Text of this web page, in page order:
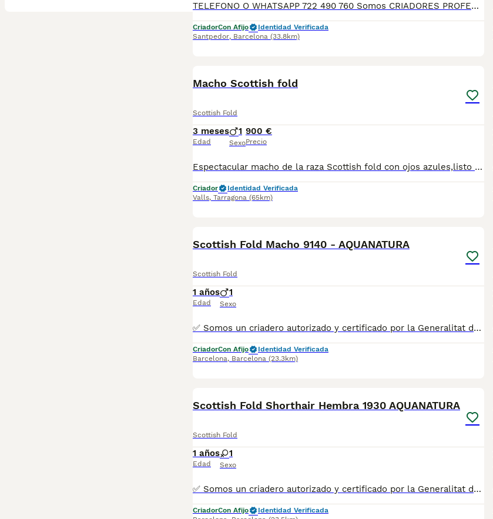
TELEFONO O WHATSAPP 722 490 760 Somos CRIADORES PROFESIONALES, CON NÚCLEO ZOOLÓGICO PROPIO. Seleccionamos para tener los mejores ejemplares tanto a nivel morfología como a nivel de salud y comportamiento. Nuestros cachorros crecen en un ambiente familiar, con unas condiciones higiénico-sanitarias excepcionales y totalmente socializados, tanto con otros animales como con las personas, para garantizar su bienestar animal. No dudes en consultar sobre disponibilidad de entrega, reserva y sus características, Nuestros cachorros se entregan: DESPARASITADOS INTERNA Y EXTERNAMENTE CON SUS VACUNAS AL DÍA CORRESPONDIENTES POR EDAD CARTILLA DE VACUNACIÓN Y GARANTIA COMPLETA DE SALUD ( VÍRICAS, GENÉTICAS Y HEREDITARIAS) POR ESCRITO! PARA MAS INFORMACIÓN, FOTOS/VIDEOS O CONSULTAS LLAMANOS O ESCRIBENOS POR WHATSAPP AL 722 490 760 POSIBILIDAD DE ENTREGA PERSONALIZADA A DOMICILIO EN TODO EL TERRITORIO NACIONAL.
CriadorCon Afijo
Identidad Verificada
Santpedor, Barcelona (33.8km)
Macho Scottish fold
Scottish Fold
3 meses
Edad
1
Sexo
900 €
Precio
Espectacular macho de la raza Scottish fold con ojos azules,listo para irse con su nueva familia.Desparasitado vacunado y súper cariñoso
Criador
Identidad Verificada
Valls, Tarragona (65km)
Scottish Fold Macho 9140 - AQUANATURA
Scottish Fold
1 años
Edad
1
Sexo
✅ Somos un criadero autorizado y certificado por la Generalitat de Catalunya. ☎️ 933095977 📱 685878504 💻 www.aquanatura.es 🚙 Hacemos envíos Se entregan con la mayoría de sus vacunas, desparasitados interna y externamente, con microchip y su registro, cartilla sanitaria y contrato de garantías, bajo la supervisión de nuestro equipo veterinario.
CriadorCon Afijo
Identidad Verificada
Barcelona, Barcelona (23.3km)
Scottish Fold Shorthair Hembra 1930 AQUANATURA
Scottish Fold
1 años
Edad
1
Sexo
✅ Somos un criadero autorizado y certificado por la Generalitat de Catalunya. PARA MÁS INFORMACIÓN: ☎️ 933095977 📱 685878504 / 674320847 💻 www.aquanatura.es 🚙 Hacemos envíos 📌 Calle Roger de Flor 45, muy cerca del Arc de Triomf de Barcelona, de Lunes a Sábados, desde las 10h hasta las 20:00h. Se entregan con la mayoría de sus vacunas, desparasitados interna y externamente, con microchip y su registro, cartilla sanitaria y contrato de garantías, bajo la supervisión de nuestro equipo veterinario.
CriadorCon Afijo
Identidad Verificada